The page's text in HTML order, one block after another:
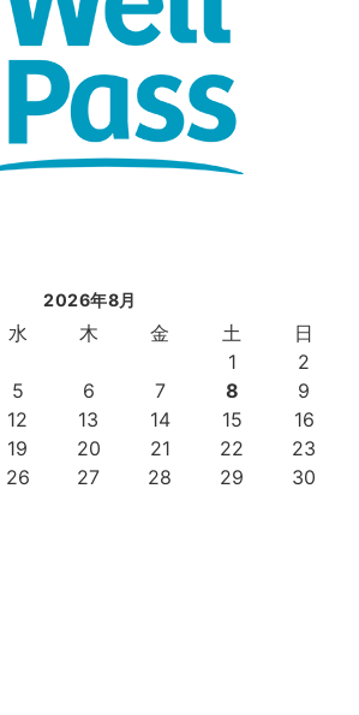
2026年8月
水 木 金 土
日
1
2
5 6 7 8
9
12 13 14 15
16
19 20 21 22
23
26 27 28 29
30